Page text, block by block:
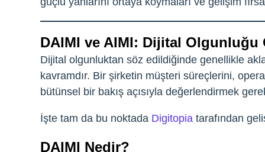
DAIMI ve AIMI: Dijital
Dijital olgunluktan söz edildiğinde genellikle
kavramdır. Bir şirketin müşteri süreçlerini,
bütünsel bir bakış açısıyla değerlendirmek
İşte tam da bu noktada Digitopia tarafından
DAIMI Nedir?